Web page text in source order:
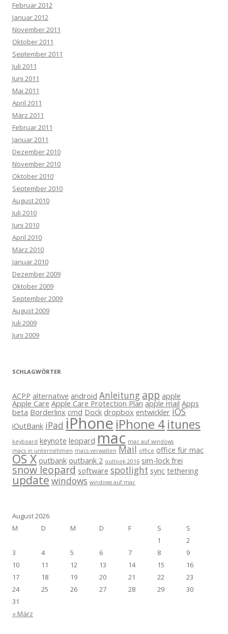
Februar 2012
Januar 2012
November 2011
Oktober 2011
September 2011
Juli 2011
Juni 2011
Mai 2011
April 2011
März 2011
Februar 2011
Januar 2011
Dezember 2010
November 2010
Oktober 2010
September 2010
August 2010
Juli 2010
Juni 2010
April 2010
März 2010
Januar 2010
Dezember 2009
Oktober 2009
September 2009
August 2009
Juli 2009
Juni 2009
SCHLAGWÖRTER
ACPP alternative android Anleitung app apple
Apple Care Apple Care Protection Plan apple mail Apps
beta Borderlinx cmd Dock dropbox entwickler iOS
iOutBank iPad iPhone iPhone 4itunes
keyboard keynote leopard mac mac auf windows
macs in unternehmen macs verwalten Mail office office für mac
OS X outbank outbank 2 outlook 2016 sim-lock frei
snow leopard software spotlight sync tethering
update windows windows auf mac
August 2026
M
D M D F S
S
1
2
3
4 5 6 7 8
9
10
11 12 13 14 15
16
17
18 19 20 21 22
23
24
25 26 27 28 29
30
31
« März